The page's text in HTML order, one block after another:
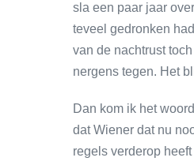
sla een paar jaar
teveel gedronken
van de nachtrust
nergens tegen. Het
Dan kom ik het
dat Wiener dat nu
regels verderop